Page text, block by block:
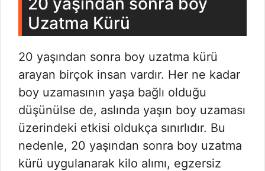
Uzatma Kürü
20 yaşından sonra boy uzatma kürü
arayan birçok insan vardır. Her ne kadar
boy uzamasının yaşa bağlı olduğu
düşünülse de, aslında yaşın boy uzaması
üzerindeki etkisi oldukça sınırlıdır. Bu
nedenle, 20 yaşından sonra boy uzatma
kürü uygulanarak kilo alımı, egzersiz